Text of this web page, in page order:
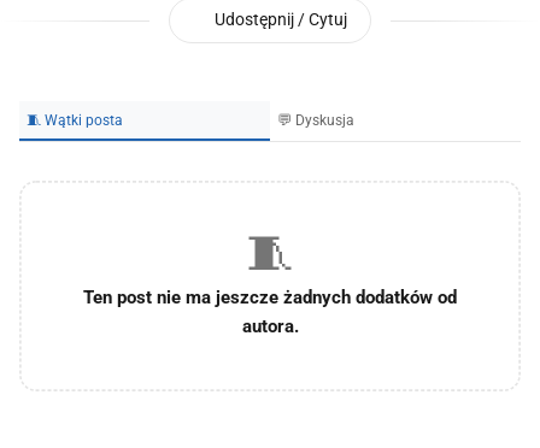
Udostępnij / Cytuj
🧵 Wątki posta 💬 Dyskusja
🧵
Ten post nie ma jeszcze żadnych dodatków od
autora.